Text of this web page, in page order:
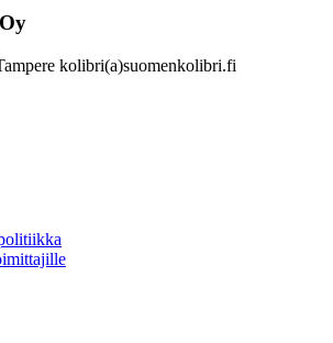
kolibri(a)suomenkolibri.fi